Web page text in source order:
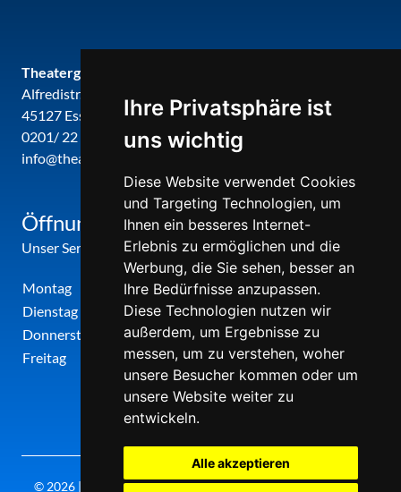
Ihre Privatsphäre ist
uns wichtig
Diese Website verwendet Cookies
und Targeting Technologien, um
Ihnen ein besseres Internet-
Erlebnis zu ermöglichen und die
Werbung, die Sie sehen, besser an
Ihre Bedürfnisse anzupassen.
Diese Technologien nutzen wir
außerdem, um Ergebnisse zu
messen, um zu verstehen, woher
unsere Besucher kommen oder um
unsere Website weiter zu
entwickeln.
Alle akzeptieren
Theatergemeinde metropole ruhr
Alfredistr. 32
45127 Essen
0201/ 22 22 29
info@theatergemeinde-metropole-ruhr.de
Öffnungszeiten
Unser Service-Center ist zu folgenden Zeiten geöffnet
Montag
12:00 Uhr - 17:00 Uhr
Dienstag
09:00 Uhr - 12:00 Uhr
Donnerstag
09:00 Uhr - 12:00 Uhr
Freitag
09:00 Uhr - 12:00 Uhr
© 2026 | Theatergemeinde metropole ruhr | 2026/27 | Letzte